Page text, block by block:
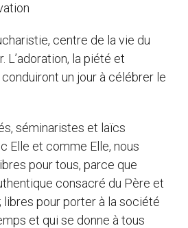
centre de la vie du
L’adoration, la piété et
un jour à célébrer le
séminaristes et laïcs
Elle et comme Elle, nous
pour tous, parce que
consacré du Père et
libres pour porter à la société
et qui se donne à tous